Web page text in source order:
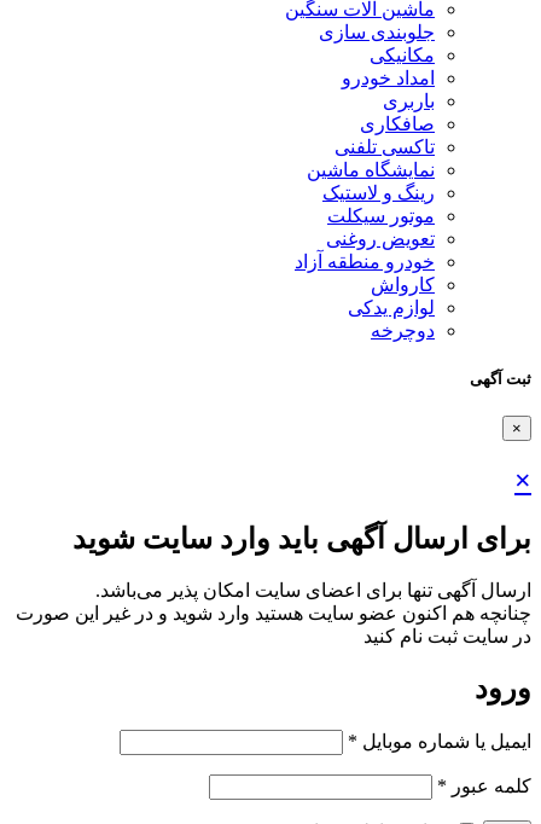
ماشین آلات سنگین
جلوبندی سازی
مکانیکی
امداد خودرو
باربری
صافکاری
تاکسی تلفنی
نمایشگاه ماشین
رینگ و لاستیک
موتور سیکلت
تعویض روغنی
خودرو منطقه آزاد
کارواش
لوازم یدکی
دوچرخه
ثبت آگهی
×
×
برای ارسال آگهی باید وارد سایت شوید
ارسال آگهی تنها برای اعضای سایت امکان پذیر می‌باشد.
چنانچه هم‌ اکنون عضو سایت هستید وارد شوید و در غیر این صورت
در سایت ثبت نام کنید
ورود
ایمیل یا شماره موبایل *
کلمه عبور *